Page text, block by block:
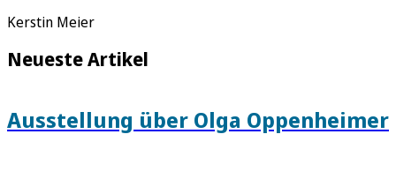
Kerstin Meier
Neueste Artikel
Ausstellung über Olga Oppenheimer